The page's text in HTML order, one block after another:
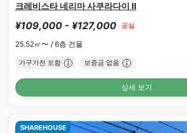
크레비스타 네리마 사쿠라다이 II
¥109,000 - ¥127,000 공실
25.52㎡〜 / 6층 건물
가구가전 포함 보증금 없음
상세 보기
SHAREHOUSE